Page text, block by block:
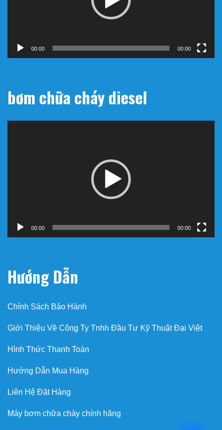
00:00 00:00
bơm chữa cháy diesel
00:00 00:00
Hướng Dẫn
Chính Sách Bảo Hành
Giới Thiệu Về Công Ty Tnhh Đầu Tư Kỹ Thuật Đại Việt
Hình Thức Thanh Toán
Hướng Dẫn Mua Hàng
Liên Hệ Đặt Hàng
Máy bơm chữa cháy chính hãng